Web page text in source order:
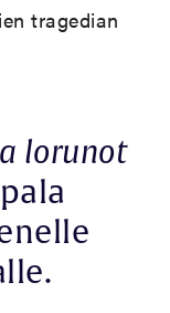
tragedian
lorunot